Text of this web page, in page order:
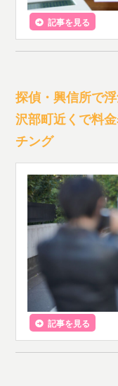
記事を見る
探偵・興信所で
沢部町近くで料
チング
記事を見る